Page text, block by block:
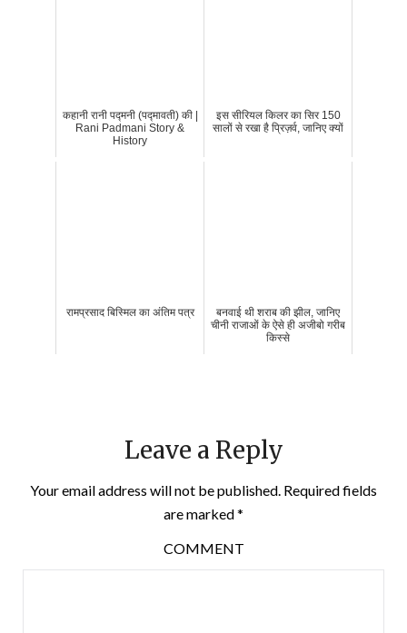
कहानी रानी पद्मनी (पद्मावती) की |
Rani Padmani Story &
History
इस सीरियल किलर का सिर 150
सालों से रखा है प्रिज़र्व, जानिए क्यों
रामप्रसाद बिस्मिल का अंतिम पत्र
बनवाई थी शराब की झील, जानिए
चीनी राजाओं के ऐसे ही अजीबो गरीब
किस्से
Leave a Reply
Your email address will not be published. Required fields
are marked*
COMMENT